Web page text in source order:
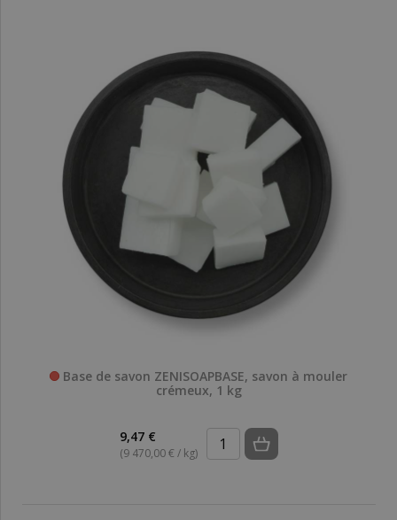
Base de savon ZENISOAPBASE, savon à mouler
crémeux, 1 kg
9,47 €
(9 470,00 € / kg)